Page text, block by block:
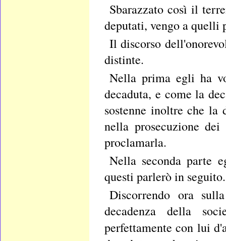
Sbarazzato così il
deputati, vengo a quelli
Il discorso
distinte.
Nella prima egli ha
decaduta, e come la
sostenne inoltre che la
nella prosecuzione
proclamarla.
Nella seconda parte
questi parlerò in seguito.
Discorrendo ora
decadenza della
perfettamente con lui